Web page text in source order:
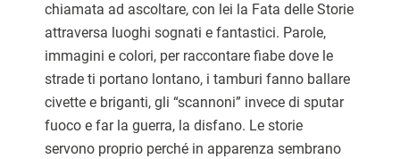
chiamata ad ascoltare, con lei la Fata delle Storie
attraversa luoghi sognati e fantastici. Parole,
immagini e colori, per raccontare fiabe dove le
strade ti portano lontano, i tamburi fanno ballare
civette e briganti, gli “scannoni” invece di sputar
fuoco e far la guerra, la disfano. Le storie
servono proprio perché in apparenza sembrano